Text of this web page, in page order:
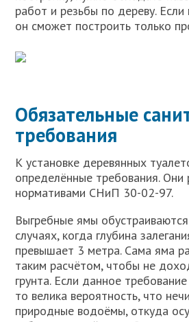
работ и резьбы по дереву.
он сможет построить только
Обязательные
требования
К установке деревянных
определённые требования. Они
нормативами СНиП 30-02-97.
Выгребные ямы
случаях, когда глубина
превышает 3 метра. Сама яма
таким расчётом, чтобы не
грунта. Если данное
то велика вероятность, что
природные водоёмы, откуда